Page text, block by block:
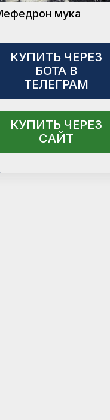
мука
КУПИТЬ ЧЕРЕЗ
БОТА В
ТЕЛЕГРАМ
КУПИТЬ ЧЕРЕЗ
САЙТ